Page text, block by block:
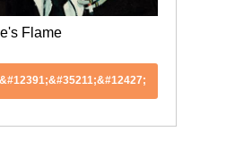
Flame